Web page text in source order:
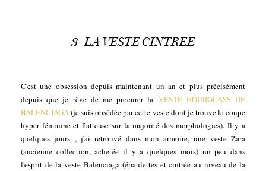
3- LA VESTE CINTREE
C'est une obsession depuis maintenant un an et plus précisément
depuis que je rêve de me procurer la VESTE HOURGLASS DE
BALENCIAGA (je suis obsédée par cette veste dont je trouve la coupe
hyper féminine et flatteuse sur la majorité des morphologies). Il y a
quelques jours , j'ai retrouvé dans mon armoire, une veste Zara
(ancienne collection, achetée il y a quelques mois) un peu dans
l'esprit de la veste Balenciaga (épaulettes et cintrée au niveau de la